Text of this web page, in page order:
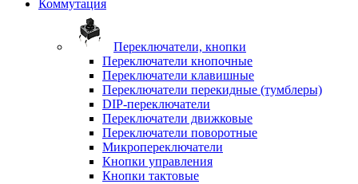
Коммутация
Переключатели, кнопки
Переключатели кнопочные
Переключатели клавишные
Переключатели перекидные (тумблеры)
DIP-переключатели
Переключатели движковые
Переключатели поворотные
Микропереключатели
Кнопки управления
Кнопки тактовые